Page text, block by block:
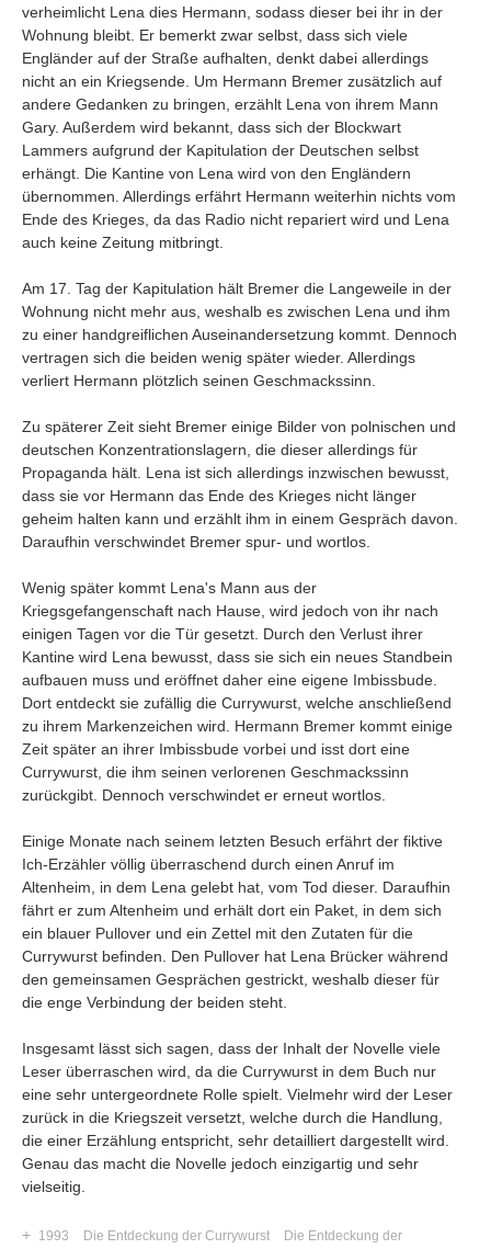
verheimlicht Lena dies Hermann, sodass dieser bei ihr in der
Wohnung bleibt. Er bemerkt zwar selbst, dass sich viele
Engländer auf der Straße aufhalten, denkt dabei allerdings
nicht an ein Kriegsende. Um Hermann Bremer zusätzlich auf
andere Gedanken zu bringen, erzählt Lena von ihrem Mann
Gary. Außerdem wird bekannt, dass sich der Blockwart
Lammers aufgrund der Kapitulation der Deutschen selbst
erhängt. Die Kantine von Lena wird von den Engländern
übernommen. Allerdings erfährt Hermann weiterhin nichts vom
Ende des Krieges, da das Radio nicht repariert wird und Lena
auch keine Zeitung mitbringt.
Am 17. Tag der Kapitulation hält Bremer die Langeweile in der
Wohnung nicht mehr aus, weshalb es zwischen Lena und ihm
zu einer handgreiflichen Auseinandersetzung kommt. Dennoch
vertragen sich die beiden wenig später wieder. Allerdings
verliert Hermann plötzlich seinen Geschmackssinn.
Zu späterer Zeit sieht Bremer einige Bilder von polnischen und
deutschen Konzentrationslagern, die dieser allerdings für
Propaganda hält. Lena ist sich allerdings inzwischen bewusst,
dass sie vor Hermann das Ende des Krieges nicht länger
geheim halten kann und erzählt ihm in einem Gespräch davon.
Daraufhin verschwindet Bremer spur- und wortlos.
Wenig später kommt Lena's Mann aus der
Kriegsgefangenschaft nach Hause, wird jedoch von ihr nach
einigen Tagen vor die Tür gesetzt. Durch den Verlust ihrer
Kantine wird Lena bewusst, dass sie sich ein neues Standbein
aufbauen muss und eröffnet daher eine eigene Imbissbude.
Dort entdeckt sie zufällig die Currywurst, welche anschließend
zu ihrem Markenzeichen wird. Hermann Bremer kommt einige
Zeit später an ihrer Imbissbude vorbei und isst dort eine
Currywurst, die ihm seinen verlorenen Geschmackssinn
zurückgibt. Dennoch verschwindet er erneut wortlos.
Einige Monate nach seinem letzten Besuch erfährt der fiktive
Ich-Erzähler völlig überraschend durch einen Anruf im
Altenheim, in dem Lena gelebt hat, vom Tod dieser. Daraufhin
fährt er zum Altenheim und erhält dort ein Paket, in dem sich
ein blauer Pullover und ein Zettel mit den Zutaten für die
Currywurst befinden. Den Pullover hat Lena Brücker während
den gemeinsamen Gesprächen gestrickt, weshalb dieser für
die enge Verbindung der beiden steht.
Insgesamt lässt sich sagen, dass der Inhalt der Novelle viele
Leser überraschen wird, da die Currywurst in dem Buch nur
eine sehr untergeordnete Rolle spielt. Vielmehr wird der Leser
zurück in die Kriegszeit versetzt, welche durch die Handlung,
die einer Erzählung entspricht, sehr detailliert dargestellt wird.
Genau das macht die Novelle jedoch einzigartig und sehr
vielseitig.
+ 1993 Die Entdeckung der Currywurst
Die Entdeckung der